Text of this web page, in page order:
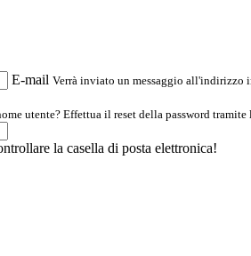
E-mail Verrà inviato un messaggio all'indirizzo
utente? Effettua il reset della password tramite
la casella di posta elettronica!